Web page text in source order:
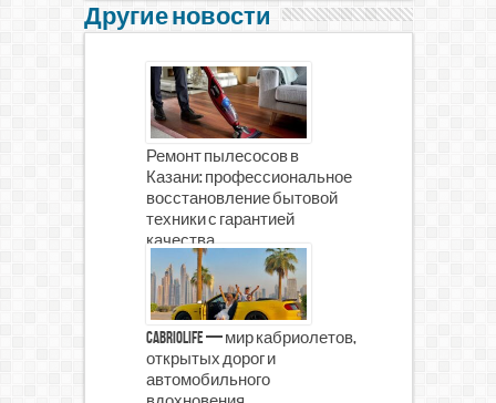
Другие новости
Ремонт пылесосов в
Казани: профессиональное
восстановление бытовой
техники с гарантией
качества
CabrioLife — мир кабриолетов,
открытых дорог и
автомобильного